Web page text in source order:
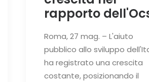
rapporto
Roma, 27 mag. – L'aiuto
pubblico allo sviluppo
ha registrato una crescita
costante, posizionando il